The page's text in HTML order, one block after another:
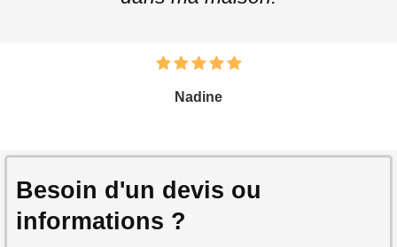
Nadine
Besoin d'un devis ou
informations ?